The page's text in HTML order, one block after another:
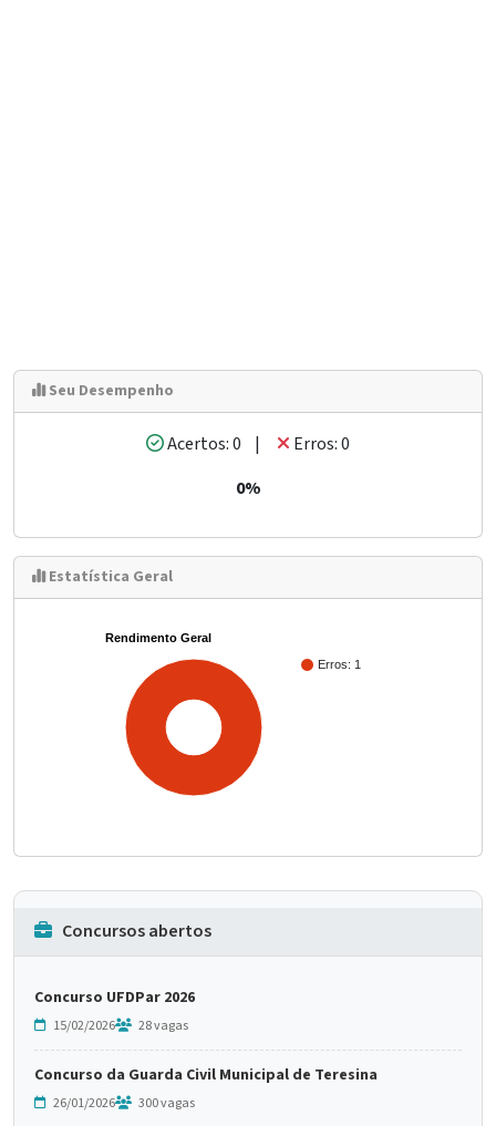
Seu Desempenho
Acertos: 0 |
Erros: 0
0%
Estatística Geral
Rendimento Geral
Erros: 1
Concursos abertos
Concurso UFDPar 2026
15/02/2026 28 vagas
Concurso da Guarda Civil Municipal de Teresina
26/01/2026 300 vagas